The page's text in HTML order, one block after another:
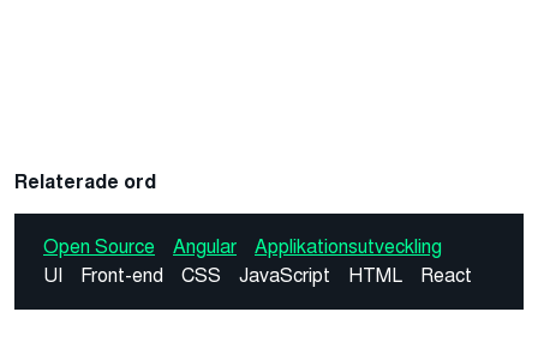
Relaterade ord
Open Source Angular
Applikationsutveckling
UI
Front-end CSS JavaScript HTML React